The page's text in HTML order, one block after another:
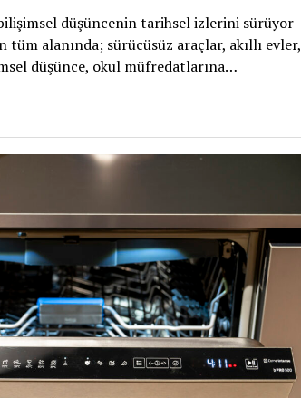
düşüncenin tarihsel izlerini sürüyor
tüm alanında; sürücüsüz araçlar, akıllı evler,
düşünce, okul müfredatlarına…